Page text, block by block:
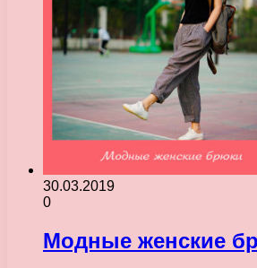
30.03.2019
0
Модные женские